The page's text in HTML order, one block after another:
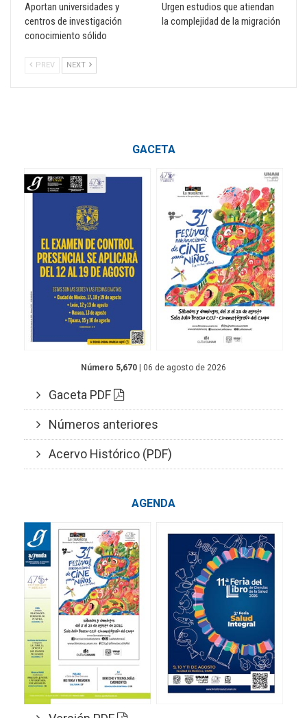
Aportan universidades y
centros de investigación
conocimiento sólido
Urgen estudios que atiendan
la complejidad de la migración
PREV NEXT
GACETA
Número 5,670 | 06 de agosto de 2026
Gaceta PDF
Números anteriores
Acervo Histórico (PDF)
AGENDA